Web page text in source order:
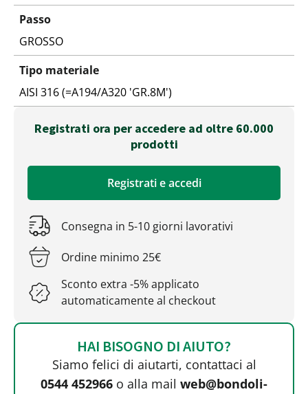
Passo
GROSSO
Tipo materiale
AISI 316 (=A194/A320 'GR.8M')
Registrati ora per accedere ad oltre 60.000
prodotti
Registrati e accedi
Consegna in 5-10 giorni lavorativi
Ordine minimo 25€
Sconto extra -5% applicato
automaticamente al checkout
HAI BISOGNO DI AIUTO?
Siamo felici di aiutarti, contattaci al
0544 452966 o alla mail web@bondoli-